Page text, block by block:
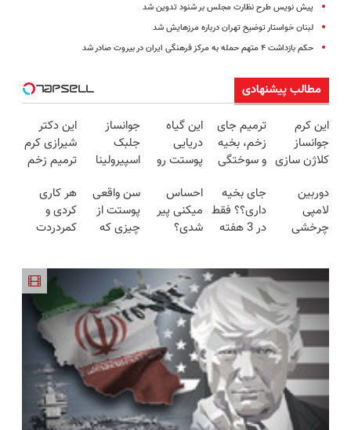
پیش نویس طرح نظارت مجلس بر شنود تدوین شد
لبنان خواستار توضیح تهران درباره مرزهایش شد
حکم بازداشت ۴ متهم حمله به مرکز فرهنگی ایران در بیروت صادر شد
مطالب پیشنهادی
این کرم
جوانساز
کلاژن سازی
3برابر
میکنه50%تخفیف
🔥
ترمیم جای
زخم، بخیه
و سوختگی
هفته!!😍
این گیاه
دریایی
پوستت رو
میکنه
انگار20سال
جوون شدی
خرید
جوانساز
جلبک
اسپیرولینا
رو از
پوستت پاک
میکنه
این دکتر
شیرازی کرم
ترمیم زخم
ساخت!!!
دوربین
لامپی
چرخشی
حراج شد🔥
پرداخت
درب منزل
جای بخیه
داری؟؟ فقط
در 3 هفته
احساس
میکنی پیر
شدی؟
جلبک
تجربه کن
سن واقعی
پوستت از
چیزی که
هر کاری
کردی و
کمردردت
پرسشنامه و
دریافت راه
حل